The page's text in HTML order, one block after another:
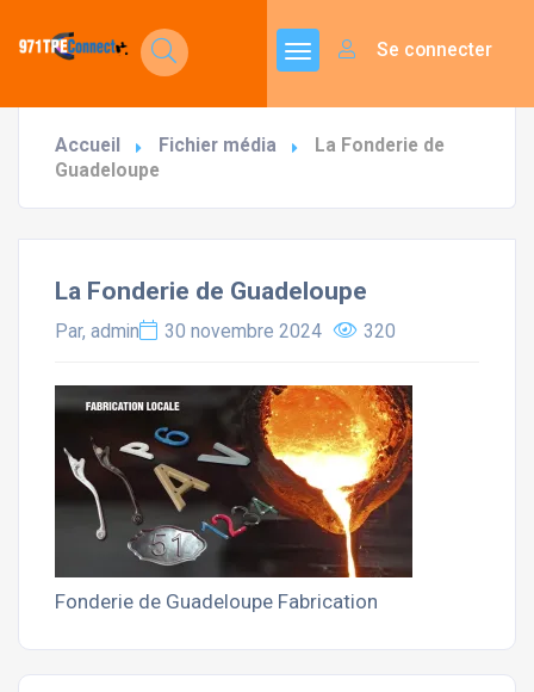
Se connecter
Accueil Fichier média
La Fonderie de
Guadeloupe
La Fonderie de Guadeloupe
Par, admin 30 novembre 2024 320
Fonderie de Guadeloupe Fabrication